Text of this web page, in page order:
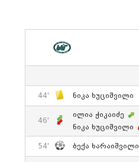
44' Ნიკა Ხუციშვილი
46'
Ილია Ჭიკაიძე
Ნიკა Ხუციშვილი
54' Ბექა Ხარაიშვილი